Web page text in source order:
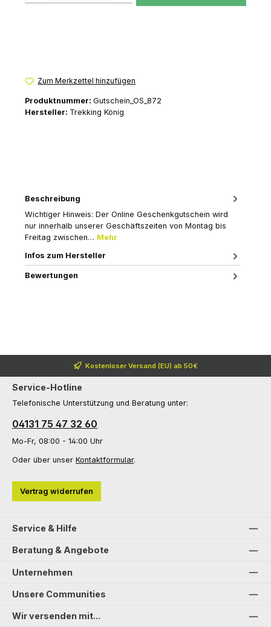
Zum Merkzettel hinzufügen
Produktnummer: Gutschein_OS_872
Hersteller: Trekking König
Beschreibung
Wichtiger Hinweis: Der Online Geschenkgutschein wird
nur innerhalb unserer Geschäftszeiten von Montag bis
Freitag zwischen… Mehr
Infos zum Hersteller
Bewertungen
Kostenloser Versand (EU) ab 50€
Service-Hotline
Telefonische Unterstützung und Beratung unter:
04131 75 47 32 60
Mo-Fr, 08:00 - 14:00 Uhr
Oder über unser Kontaktformular.
Vertrag widerrufen
Service & Hilfe
Beratung & Angebote
Unternehmen
Unsere Communities
Wir versenden mit...